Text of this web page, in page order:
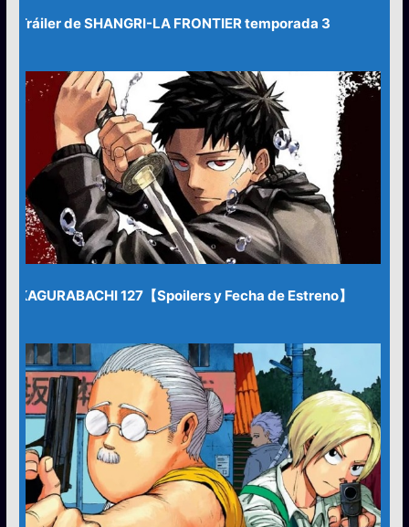
Tráiler de SHANGRI-LA FRONTIER temporada 3
KAGURABACHI 127【Spoilers y Fecha de Estreno】